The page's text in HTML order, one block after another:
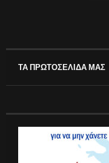
ΤΑ ΠΡΩΤΟΣΕΛΙΔΑ ΜΑΣ